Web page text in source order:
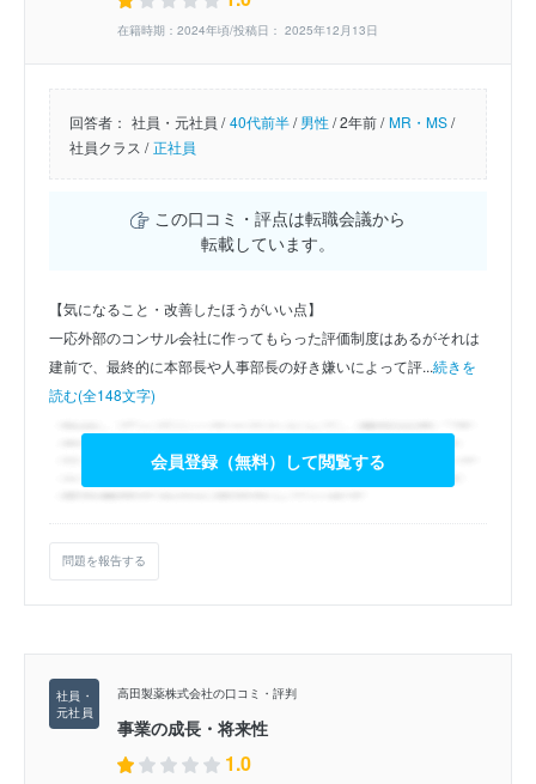
在籍時期：2024年頃/投稿日： 2025年12月13日
回答者： 社員・元社員 / 40代前半/男性/2年前 / MR・MS/
社員クラス / 正社員
この口コミ・評点は転職会議から
転載しています。
【気になること・改善したほうがいい点】
一応外部のコンサル会社に作ってもらった評価制度はあるがそれは
建前で、最終的に本部長や人事部長の好き嫌いによって評...続きを
読む(全148文字)
会員登録（無料）して閲覧する
問題を報告する
高田製薬株式会社の口コミ・評判
事業の成長・将来性
1.0